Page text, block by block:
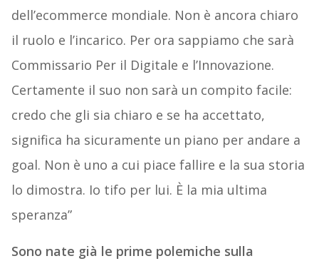
dell’ecommerce mondiale. Non è ancora chiaro
il ruolo e l’incarico. Per ora sappiamo che sarà
Commissario Per il Digitale e l’Innovazione.
Certamente il suo non sarà un compito facile:
credo che gli sia chiaro e se ha accettato,
significa ha sicuramente un piano per andare a
goal. Non è uno a cui piace fallire e la sua storia
lo dimostra. Io tifo per lui. È la mia ultima
speranza”
Sono nate già le prime polemiche sulla